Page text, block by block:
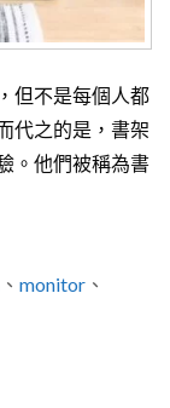
但不是每個人都
代之的是，書架
。他們被稱為書
、 monitor、